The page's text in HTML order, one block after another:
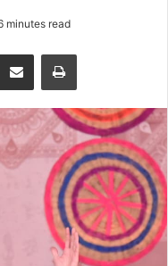
minutes read
Share via Email Print